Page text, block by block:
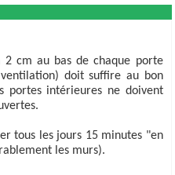
2 cm au bas de chaque porte
doit suffire au bon
portes intérieures ne doivent
tous les jours 15 minutes "en
les murs).